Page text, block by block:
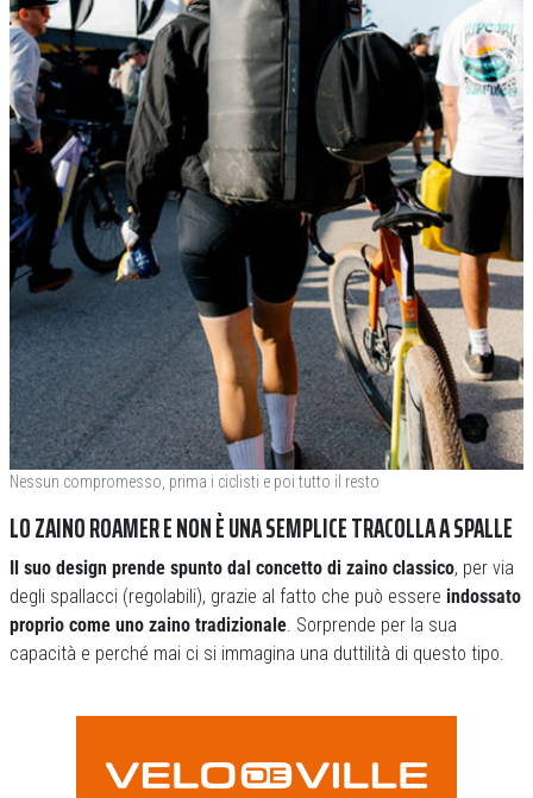
Nessun compromesso, prima i ciclisti e poi tutto il resto
LO ZAINO ROAMER E NON È UNA SEMPLICE TRACOLLA A SPALLE
Il suo design prende spunto dal concetto di zaino classico, per via
degli spallacci (regolabili), grazie al fatto che può essere indossato
proprio come uno zaino tradizionale. Sorprende per la sua
capacità e perché mai ci si immagina una duttilità di questo tipo.